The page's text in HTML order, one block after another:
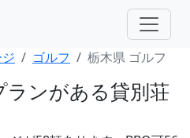
ゴルフ 栃木県 ゴルフ
ンがある貸別荘